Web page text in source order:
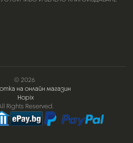
© 2026
на онлайн магазин
Hopix
Rights Reserved.